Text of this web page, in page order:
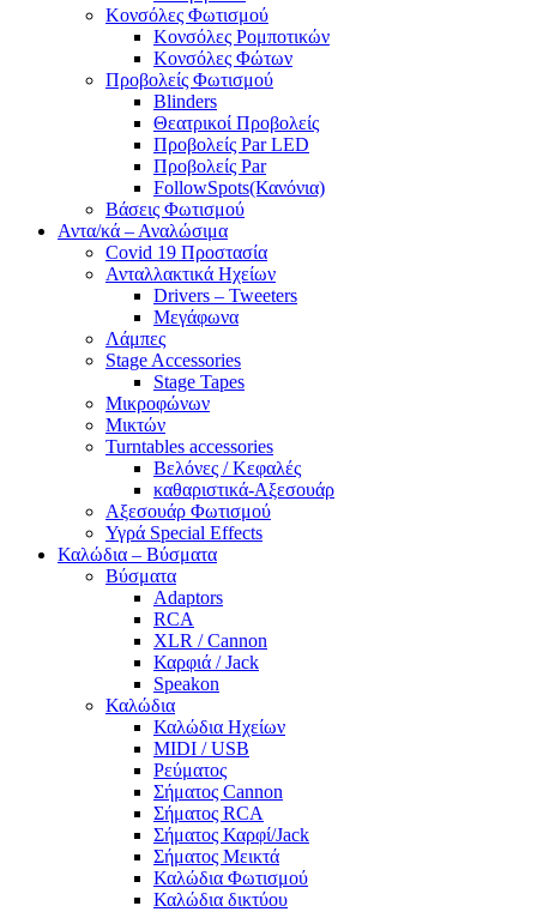
Κονσόλες Φωτισμού
Κονσόλες Ρομποτικών
Κονσόλες Φώτων
Προβολείς Φωτισμού
Blinders
Θεατρικοί Προβολείς
Προβολείς Par LED
Προβολείς Par
FollowSpots(Κανόνια)
Βάσεις Φωτισμού
Αντα/κά – Αναλώσιμα
Covid 19 Προστασία
Ανταλλακτικά Ηχείων
Drivers – Tweeters
Μεγάφωνα
Λάμπες
Stage Accessories
Stage Tapes
Μικροφώνων
Μικτών
Turntables accessories
Βελόνες / Κεφαλές
καθαριστικά-Αξεσουάρ
Αξεσουάρ Φωτισμού
Υγρά Special Effects
Καλώδια – Βύσματα
Βύσματα
Adaptors
RCA
XLR / Cannon
Καρφιά / Jack
Speakon
Καλώδια
Καλώδια Ηχείων
MIDI / USB
Ρεύματος
Σήματος Cannon
Σήματος RCA
Σήματος Καρφί/Jack
Σήματος Μεικτά
Καλώδια Φωτισμού
Καλώδια δικτύου